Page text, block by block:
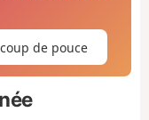
de pouce